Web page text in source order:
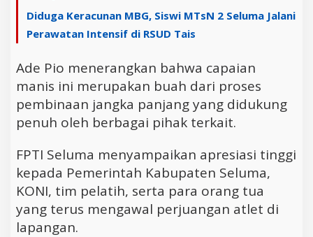
Diduga Keracunan MBG, Siswi MTsN 2 Seluma Jalani
Perawatan Intensif di RSUD Tais
Ade Pio menerangkan bahwa capaian
manis ini merupakan buah dari proses
pembinaan jangka panjang yang didukung
penuh oleh berbagai pihak terkait.
FPTI Seluma menyampaikan apresiasi tinggi
kepada Pemerintah Kabupaten Seluma,
KONI, tim pelatih, serta para orang tua
yang terus mengawal perjuangan atlet di
lapangan.